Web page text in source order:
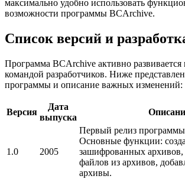
максимально удобно использовать
возможности программы BCArchive.
Список версий и
Программа BCArchive активно развивается
командой разработчиков. Ниже
программы и описание важных изменений:
Версия
Дата
выпуска
1.0 2005
Первый релиз
Основные функции:
зашифрованных архивов,
файлов из архивов,
архивы.